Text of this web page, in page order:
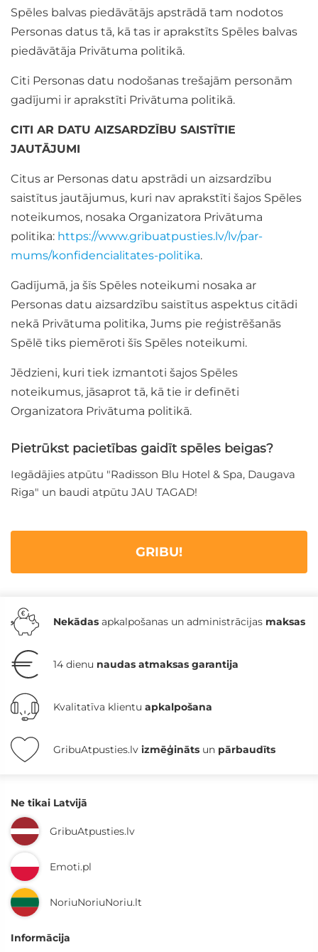
Spēles balvas piedāvātājs apstrādā tam nodotos
Personas datus tā, kā tas ir aprakstīts Spēles balvas
piedāvātāja Privātuma politikā.
Citi Personas datu nodošanas trešajām personām
gadījumi ir aprakstīti Privātuma politikā.
CITI AR DATU AIZSARDZĪBU SAISTĪTIE
JAUTĀJUMI
Citus ar Personas datu apstrādi un aizsardzību
saistītus jautājumus, kuri nav aprakstīti šajos Spēles
noteikumos, nosaka Organizatora Privātuma
politika: https://www.gribuatpusties.lv/lv/par-
mums/konfidencialitates-politika.
Gadījumā, ja šīs Spēles noteikumi nosaka ar
Personas datu aizsardzību saistītus aspektus citādi
nekā Privātuma politika, Jums pie reģistrēšanās
Spēlē tiks piemēroti šīs Spēles noteikumi.
Jēdzieni, kuri tiek izmantoti šajos Spēles
noteikumus, jāsaprot tā, kā tie ir definēti
Organizatora Privātuma politikā.
Pietrūkst pacietības gaidīt spēles beigas?
Iegādājies atpūtu "Radisson Blu Hotel & Spa, Daugava
Riga" un baudi atpūtu JAU TAGAD!
GRIBU!
Nekādas apkalpošanas un administrācijas maksas
14 dienu naudas atmaksas garantija
Kvalitatīva klientu apkalpošana
GribuAtpusties.lv izmēģināts un pārbaudīts
Ne tikai Latvijā
GribuAtpusties.lv
Emoti.pl
NoriuNoriuNoriu.lt
Informācija